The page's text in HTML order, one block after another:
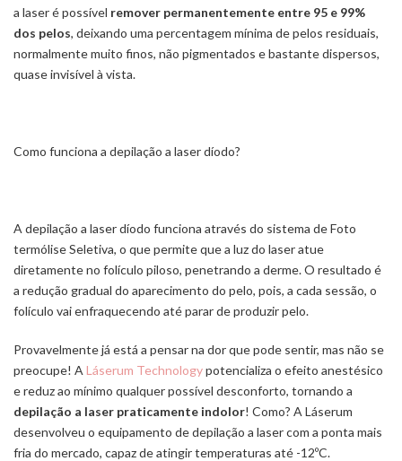
a laser é possível remover permanentemente entre 95 e 99%
dos pelos, deixando uma percentagem mínima de pelos residuais,
normalmente muito finos, não pigmentados e bastante dispersos,
quase invisível à vista.
Como funciona a depilação a laser díodo?
A depilação a laser díodo funciona através do sistema de Foto
termólise Seletiva, o que permite que a luz do laser atue
diretamente no folículo piloso, penetrando a derme. O resultado é
a redução gradual do aparecimento do pelo, pois, a cada sessão, o
folículo vai enfraquecendo até parar de produzir pelo.
Provavelmente já está a pensar na dor que pode sentir, mas não se
preocupe! A Láserum Technologypotencializa o efeito anestésico
e reduz ao mínimo qualquer possível desconforto, tornando a
depilação a laser praticamente indolor! Como? A Láserum
desenvolveu o equipamento de depilação a laser com a ponta mais
fria do mercado, capaz de atingir temperaturas até -12ºC.